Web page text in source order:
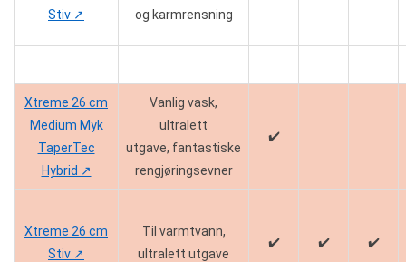
Stiv ↗️
og karmrensning
Xtreme 26 cm
Medium Myk
TaperTec
Hybrid ↗️
Vanlig vask,
ultralett
utgave, fantastiske
rengjøringsevner
✔️
Xtreme 26 cm
Stiv ↗️
Til varmtvann,
ultralett utgave
✔️ ✔️ ✔️